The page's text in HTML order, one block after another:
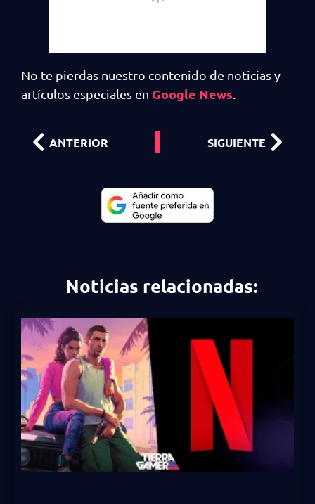
No te pierdas nuestro contenido de noticias y
artículos especiales en Google News.
ANTERIOR SIGUIENTE
Noticias relacionadas: